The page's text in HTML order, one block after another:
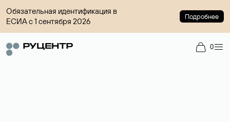
Обязательная идентификация в
ЕСИА с 1 сентября 2026
Подробнее
0